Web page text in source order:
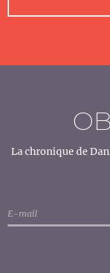
La chronique de